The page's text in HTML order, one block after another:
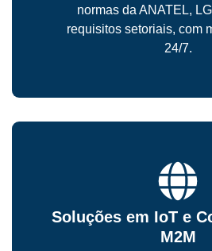
normas da ANATEL,
requisitos setoriais, com
24/7.
Soluções em IoT e
M2M